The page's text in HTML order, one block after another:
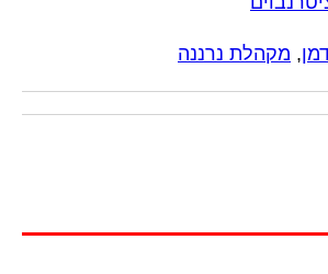
, מקהלת נרננה